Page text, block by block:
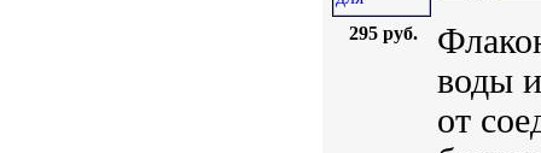
295 руб.
воды
от